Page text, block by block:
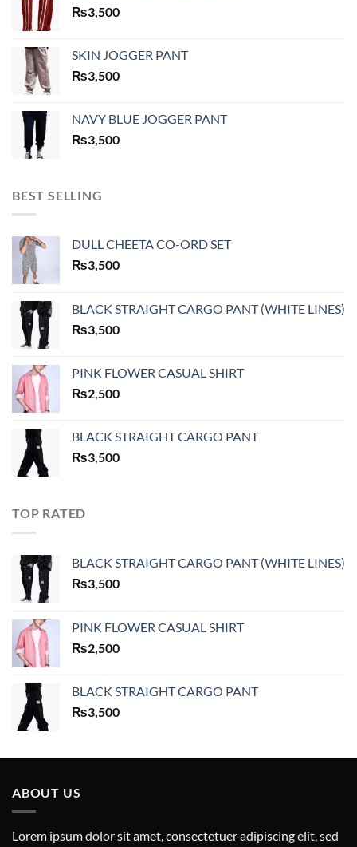
₨3,500
SKIN JOGGER PANT
₨3,500
NAVY BLUE JOGGER PANT
₨3,500
BEST SELLING
DULL CHEETA CO-ORD SET
₨3,500
BLACK STRAIGHT CARGO PANT (WHITE LINES)
₨3,500
PINK FLOWER CASUAL SHIRT
₨2,500
BLACK STRAIGHT CARGO PANT
₨3,500
TOP RATED
BLACK STRAIGHT CARGO PANT (WHITE LINES)
₨3,500
PINK FLOWER CASUAL SHIRT
₨2,500
BLACK STRAIGHT CARGO PANT
₨3,500
ABOUT US
Lorem ipsum dolor sit amet, consectetuer adipiscing elit, sed